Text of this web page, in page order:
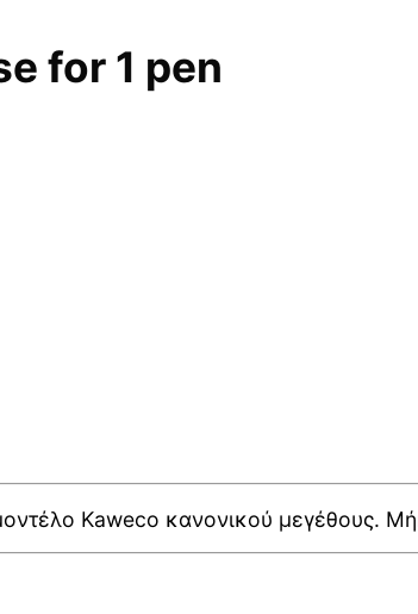
for 1 pen
Kaweco κανονικού μεγέθους.